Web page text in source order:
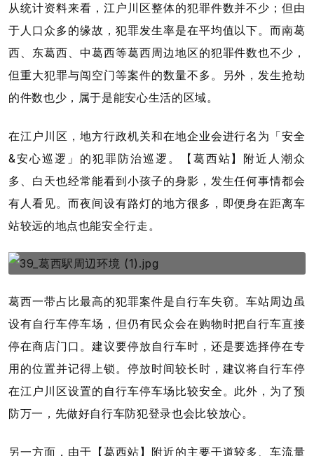
从统计资料来看，江户川区整体的犯罪件数并不少；但由
于人口众多的缘故，犯罪发生率是在平均值以下。而南葛
西、东葛西、中葛西等葛西周边地区的犯罪件数也不少，
但重大犯罪与闯空门等案件的数量不多。另外，发生抢劫
的件数也少，属于是能安心生活的区域。
在江户川区，地方行政机关和在地企业会进行名为「安全
&安心巡逻」的犯罪防治巡逻。【葛西站】附近人潮众
多、白天也经常能看到小孩子的身影，发生任何事情都会
有人看见。而夜间设有路灯的地方很多，即便身在距离车
站较远的地点也能安全行走。
葛西一带占比最高的犯罪案件是自行车失窃。车站周边虽
设有自行车停车场，但仍有民众会在购物时把自行车直接
停在商店门口。建议要停放自行车时，还是要选择停在专
用的位置并记得上锁。停放时间较长时，建议将自行车停
在江户川区设置的自行车停车场比较安全。此外，为了预
防万一，先做好自行车防犯登录也会比较放心。
另一方面，由于【葛西站】附近的主要干道较多、车流量